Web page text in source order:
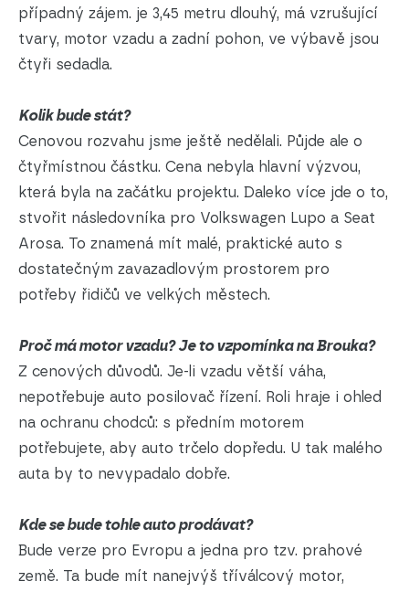
případný zájem. je 3,45 metru dlouhý, má vzrušující
tvary, motor vzadu a zadní pohon, ve výbavě jsou
čtyři sedadla.
Kolik bude stát?
Cenovou rozvahu jsme ještě nedělali. Půjde ale o
čtyřmístnou částku. Cena nebyla hlavní výzvou,
která byla na začátku projektu. Daleko více jde o to,
stvořit následovníka pro Volkswagen Lupo a Seat
Arosa. To znamená mít malé, praktické auto s
dostatečným zavazadlovým prostorem pro
potřeby řidičů ve velkých městech.
Proč má motor vzadu? Je to vzpomínka na Brouka?
Z cenových důvodů. Je-li vzadu větší váha,
nepotřebuje auto posilovač řízení. Roli hraje i ohled
na ochranu chodců: s předním motorem
potřebujete, aby auto trčelo dopředu. U tak malého
auta by to nevypadalo dobře.
Kde se bude tohle auto prodávat?
Bude verze pro Evropu a jedna pro tzv. prahové
země. Ta bude mít nanejvýš tříválcový motor,